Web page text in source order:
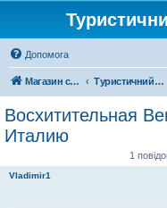
Допомога
Магазин спорядження Туристичний форум «Рюкзак»
Восхитительная
Италию
1
Vladimir1